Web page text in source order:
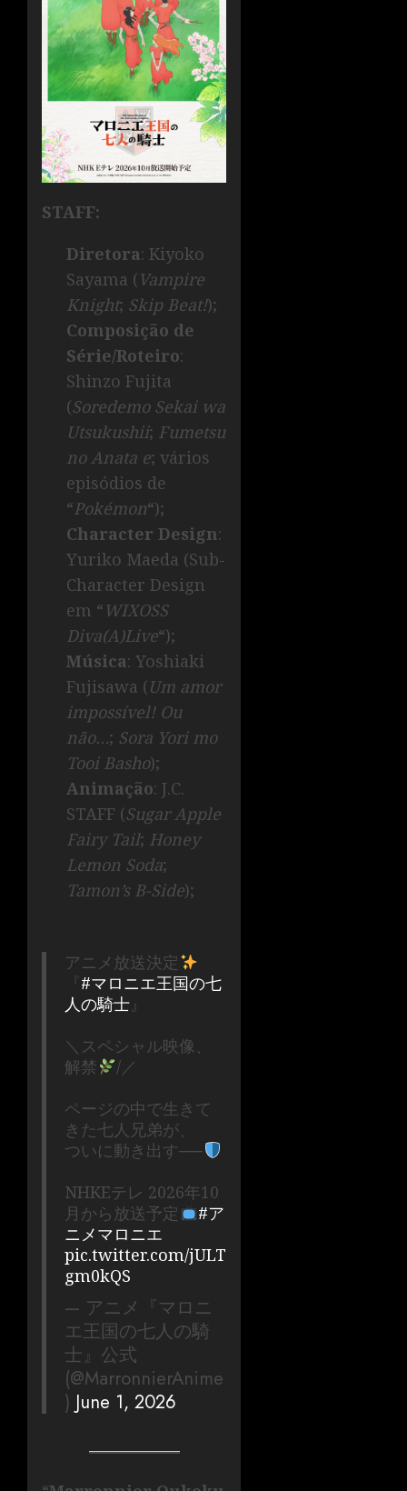
STAFF:
Diretora: Kiyoko
Sayama (Vampire
Knight; Skip Beat!);
Composição de
Série/Roteiro:
Shinzo Fujita
(Soredemo Sekai wa
Utsukushii; Fumetsu
no Anata e; vários
episódios de
“Pokémon“);
Character Design:
Yuriko Maeda (Sub-
Character Design
em “ WIXOSS
Diva(A)Live“);
Música: Yoshiaki
Fujisawa (Um amor
impossível! Ou
não…; Sora Yori mo
Tooi Basho);
Animação: J.C.
STAFF (Sugar Apple
Fairy Tail; Honey
Lemon Soda;
Tamon’s B-Side);
アニメ放送決定
『 #マロニエ王国の七
人の騎士 』
＼スペシャル映像、
解禁
/／
ページの中で生きて
きた七人兄弟が、
ついに動き出す──
NHKEテレ 2026年10
月から放送予定
#ア
ニメマロニエ
pic.twitter.com/jULT
gm0kQS
— アニメ『マロニ
エ王国の七人の騎
士』公式
(@MarronnierAnime
) June 1, 2026